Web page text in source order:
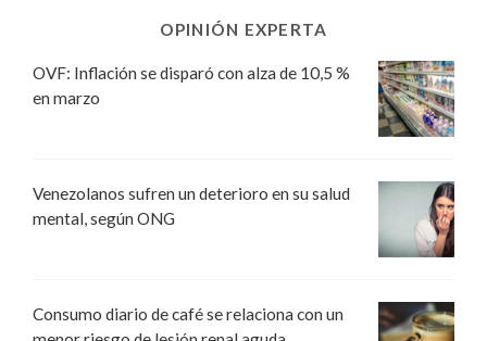
OPINIÓN EXPERTA
OVF: Inflación se disparó con alza de 10,5 %
en marzo
Venezolanos sufren un deterioro en su salud
mental, según ONG
Consumo diario de café se relaciona con un